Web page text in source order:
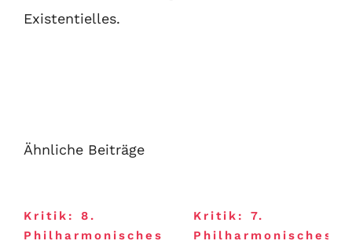
Existentielles.
Ähnliche Beiträge
Kritik: 8.
Philharmonisches
Kritik: 7.
Philharmonisches